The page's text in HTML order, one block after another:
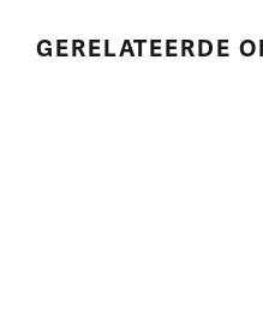
GERELATEERDE